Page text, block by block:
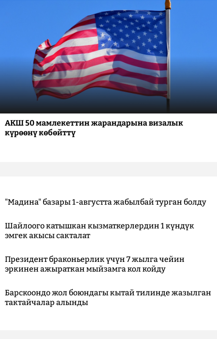
АКШ 50 мамлекеттин жарандарына визалык
күрөөнү көбөйттү
"Мадина" базары 1-августта жабылбай турган болду
Шайлоого катышкан кызматкерлердин 1 күндүк
эмгек акысы сакталат
Президент браконьерлик үчүн 7 жылга чейин
эркинен ажыраткан мыйзамга кол койду
Барскоондо жол боюндагы кытай тилинде жазылган
тактайчалар алынды